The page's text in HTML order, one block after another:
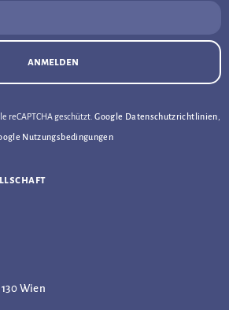
anmelden
reCAPTCHA geschützt.Google Datenschutzrichtlinien
Nutzungsbedingungen
Wien